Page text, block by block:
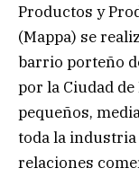
Productos y
(Mappa) se
barrio porteño
por la Ciudad
pequeños,
toda la
relaciones